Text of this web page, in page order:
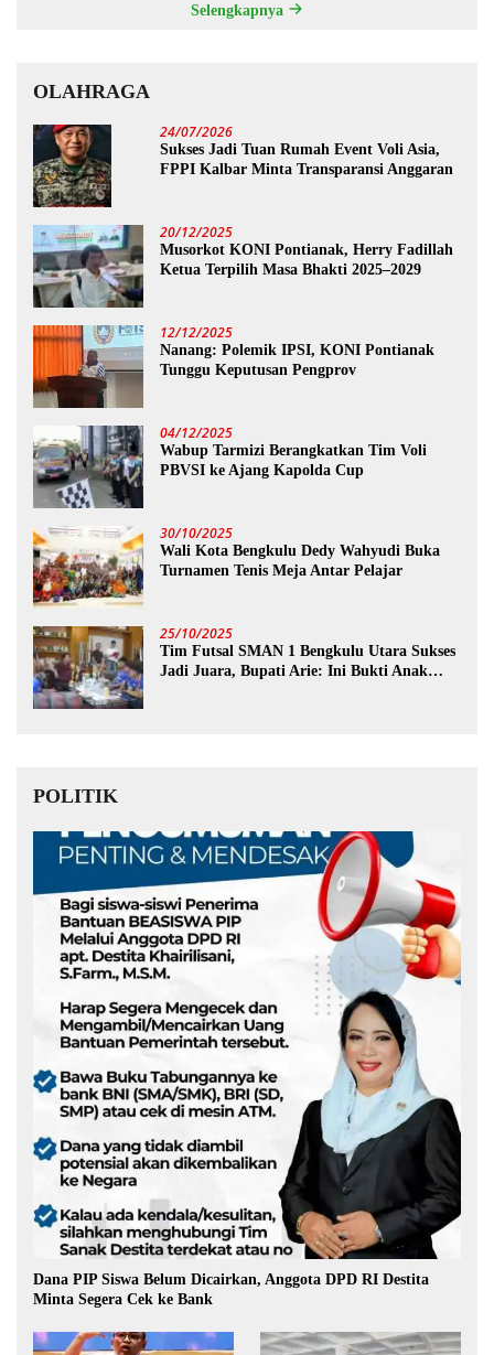
Selengkapnya
OLAHRAGA
24/07/2026
Sukses Jadi Tuan Rumah Event Voli Asia,
FPPI Kalbar Minta Transparansi Anggaran
20/12/2025
Musorkot KONI Pontianak, Herry Fadillah
Ketua Terpilih Masa Bhakti 2025–2029
12/12/2025
Nanang: Polemik IPSI, KONI Pontianak
Tunggu Keputusan Pengprov
04/12/2025
Wabup Tarmizi Berangkatkan Tim Voli
PBVSI ke Ajang Kapolda Cup
30/10/2025
Wali Kota Bengkulu Dedy Wahyudi Buka
Turnamen Tenis Meja Antar Pelajar
25/10/2025
Tim Futsal SMAN 1 Bengkulu Utara Sukses
Jadi Juara, Bupati Arie: Ini Bukti Anak
POLITIK
Dana PIP Siswa Belum Dicairkan, Anggota DPD RI Destita
Minta Segera Cek ke Bank